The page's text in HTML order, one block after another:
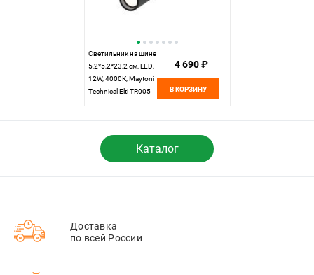
Светильник на шине
5,2*5,2*23,2 см, LED,
12W, 4000К, Maytoni
Technical Elti TR005-
4 690 ₽
В КОРЗИНУ
Каталог
Доставка
по всей России